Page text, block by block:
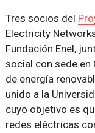
Tres socios del
Electricity
Fundación Enel,
social con sede
de energía
unido a la
cuyo objetivo es
redes eléctricas